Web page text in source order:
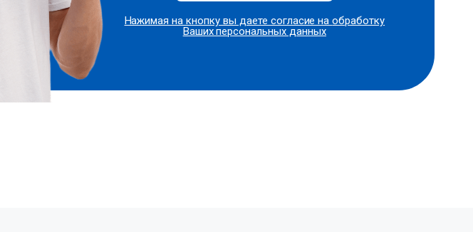
Нажимая на кнопку вы даете согласие наобработку
Ваших персональных данных